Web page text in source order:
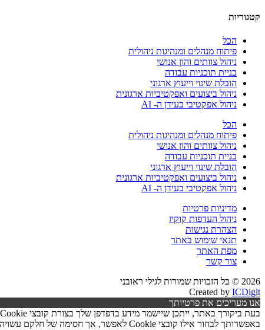
קטגוריות
הכל
פיתוח מנהלים ומנהיגות ניהולית
ניהול צוותים והון אנושי
בניית תוכניות עבודה
הובלת שינוי וייעוץ ארגוני
ניהול ביצועים ואפקטיביות ארגונית
ניהול אפקטיבי בעידן ה- AI
הכל
פיתוח מנהלים ומנהיגות ניהולית
ניהול צוותים והון אנושי
בניית תוכניות עבודה
הובלת שינוי וייעוץ ארגוני
ניהול ביצועים ואפקטיביות ארגונית
ניהול אפקטיבי בעידן ה- AI
מדיניות פרטיות
ניהול העדפות קוקיז
הצהרת נגישות
תנאי שימוש באתר
מפת האתר
צור קשר
2026 © כל הזכויות שמורות לגילי ראובני
Created by ICDigit
אנו מעריכים את פרטיותך
באפשרותך לבחור אילו קובצי Cookie לאפשר, אך חסימה של חלקם עשויה לפגוע בפעילות האתר ובאיכות השירותים.